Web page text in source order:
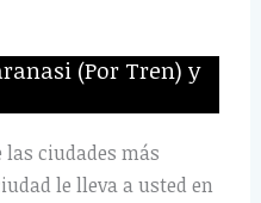
(Por Tren) y
las ciudades más
le lleva a usted en